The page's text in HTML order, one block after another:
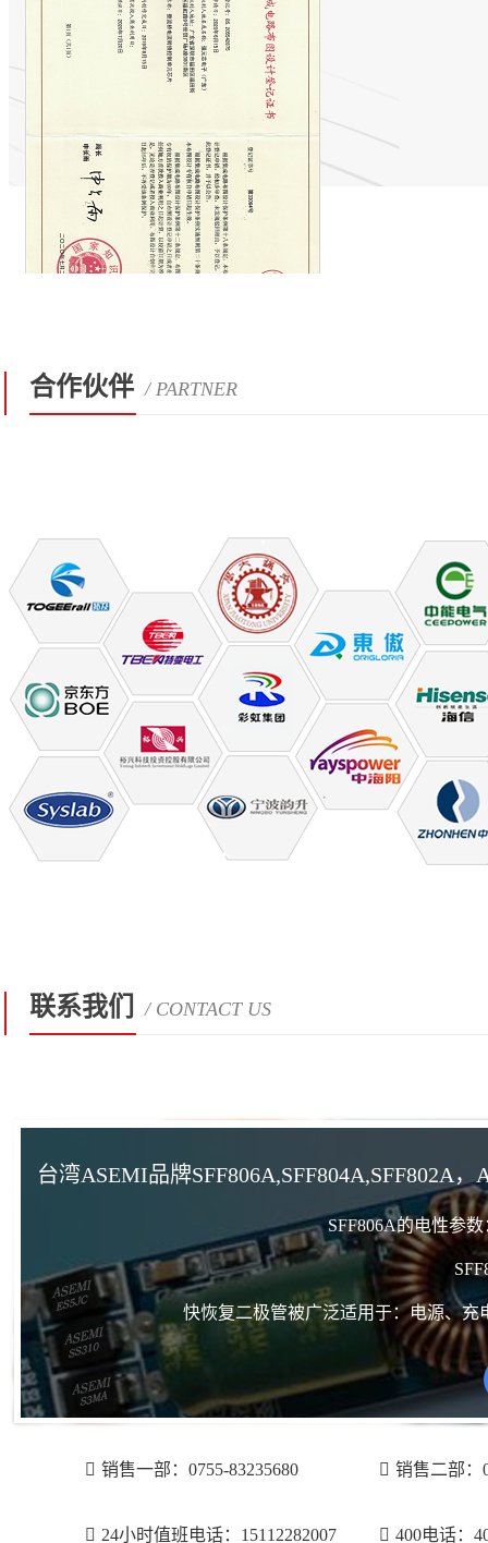
合作伙伴 / PARTNER
联系我们 / CONTACT US
台湾ASEMI品牌SFF806A,SFF804A,SFF802A
SFF806A的电性参
快恢复二极管被广泛适用于：电源、
销售一部：0755-83235680 销售二部：
24小时值班电话：15112282007 400电话：